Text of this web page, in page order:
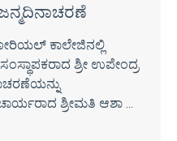
ಕಾಲೇಜಿನಲ್ಲಿ
ಶ್ರೀ ಉಪೇಂದ್ರ
ಶ್ರೀಮತಿ ಆಶಾ ...